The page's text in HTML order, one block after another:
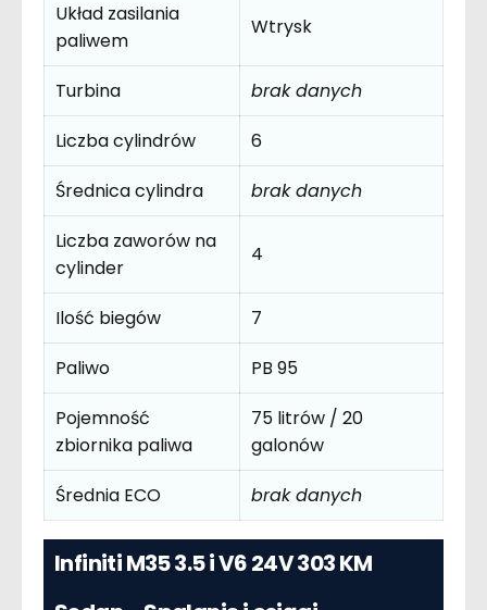
Układ zasilania
paliwem
Wtrysk
Turbina
brak danych
Liczba cylindrów
6
Średnica cylindra
brak danych
Liczba zaworów na
cylinder
4
Ilość biegów
7
Paliwo
PB 95
Pojemność
zbiornika paliwa
75 litrów / 20
galonów
Średnia ECO
brak danych
Infiniti M35 3.5 i V6 24V 303 KM